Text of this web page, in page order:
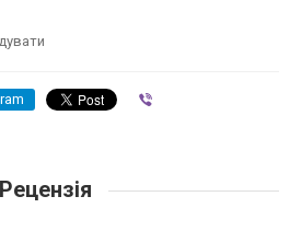
Рецензія